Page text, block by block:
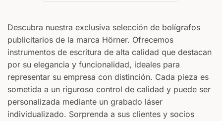
Descubra nuestra exclusiva selección de bolígrafos
publicitarios de la marca Hörner. Ofrecemos
instrumentos de escritura de alta calidad que destacan
por su elegancia y funcionalidad, ideales para
representar su empresa con distinción. Cada pieza es
sometida a un riguroso control de calidad y puede ser
personalizada mediante un grabado láser
individualizado. Sorprenda a sus clientes y socios